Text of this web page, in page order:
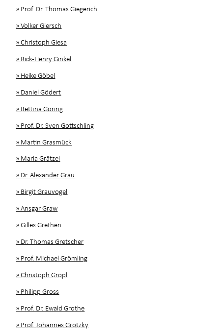
» Prof. Dr. Thomas Giegerich
» Volker Giersch
» Christoph Giesa
» Rick-Henry Ginkel
» Heike Göbel
» Daniel Gödert
» Bettina Göring
» Prof. Dr. Sven Gottschling
» Martin Grasmück
» Maria Grätzel
» Dr. Alexander Grau
» Birgit Grauvogel
» Ansgar Graw
» Gilles Grethen
» Dr. Thomas Gretscher
» Prof. Michael Grömling
» Christoph Gröpl
» Philipp Gross
» Prof. Dr. Ewald Grothe
» Prof. Johannes Grotzky